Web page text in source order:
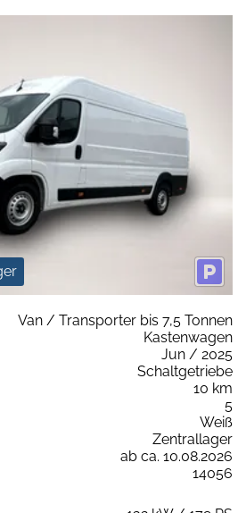
Van / Transporter bis 7,5 Tonnen
Kastenwagen
Jun / 2025
Schaltgetriebe
10 km
5
Weiß
Zentrallager
ab ca. 10.08.2026
14056